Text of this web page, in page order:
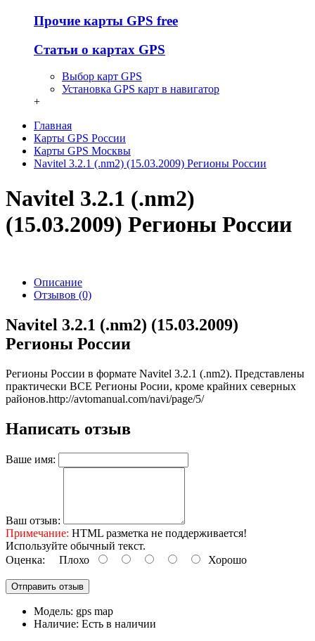
Прочие карты GPS free
Статьи о картах GPS
Выбор карт GPS
Установка GPS карт в навигатор
+
Главная
Карты GPS России
Карты GPS Москвы
Navitel 3.2.1 (.nm2) (15.03.2009) Регионы России
Navitel 3.2.1 (.nm2)
(15.03.2009) Регионы России
Описание
Отзывов (0)
Navitel 3.2.1 (.nm2) (15.03.2009)
Регионы России
Регионы России в формате Navitel 3.2.1 (.nm2). Представлены
практически ВСЕ Регионы Росии, кроме крайних северных
районов.http://avtomanual.com/navi/page/5/
Написать отзыв
Ваше имя:
Ваш отзыв:
Примечание: HTML разметка не поддерживается!
Используйте обычный текст.
Оценка: Плохо Хорошо
Отправить отзыв
Модель: gps map
Наличие: Есть в наличии